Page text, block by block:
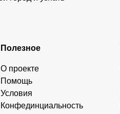
Полезное
О проекте
Помощь
Условия
Конфединциальность